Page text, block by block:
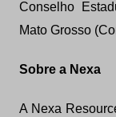
Conselho
Mato Grosso
Sobre a Nexa
A Nexa